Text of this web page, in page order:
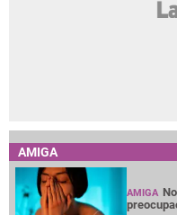
AMIGA
AMIGA